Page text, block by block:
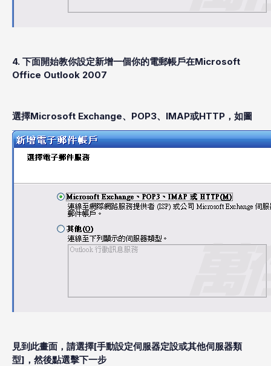
4. 下面開始教你設定新增一個你的電郵帳戶在Microsoft
Office Outlook 2007
選擇Microsoft Exchange、POP3、IMAP或HTTP，如圖
見到此畫面，請選擇[手動設定伺服器定設或其他伺服器類
型]，然後點選擊下一步